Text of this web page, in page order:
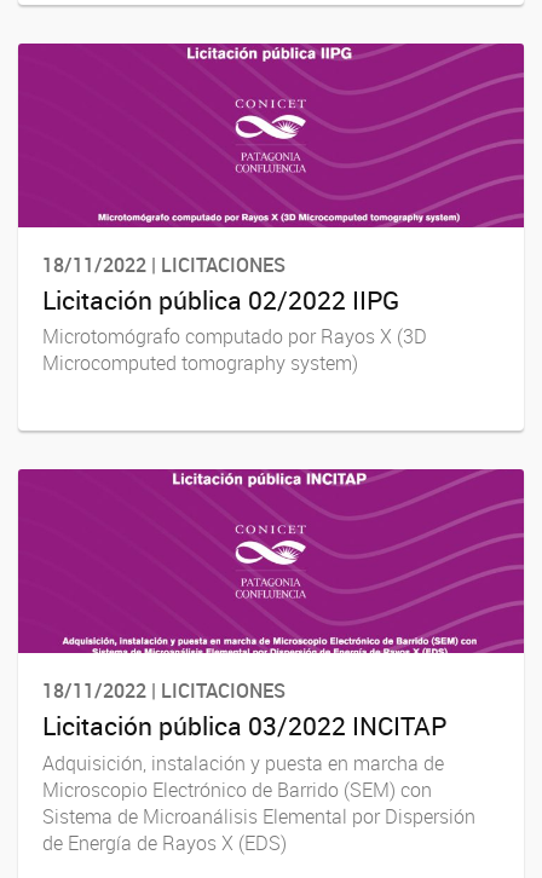
18/11/2022 | LICITACIONES
Licitación pública 02/2022 IIPG
Microtomógrafo computado por Rayos X (3D
Microcomputed tomography system)
18/11/2022 | LICITACIONES
Licitación pública 03/2022 INCITAP
Adquisición, instalación y puesta en marcha de
Microscopio Electrónico de Barrido (SEM) con
Sistema de Microanálisis Elemental por Dispersión
de Energía de Rayos X (EDS)